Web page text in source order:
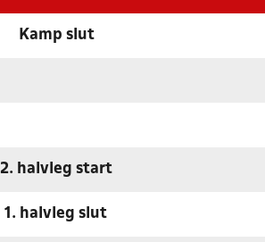
Kamp slut
2. halvleg start
1. halvleg slut